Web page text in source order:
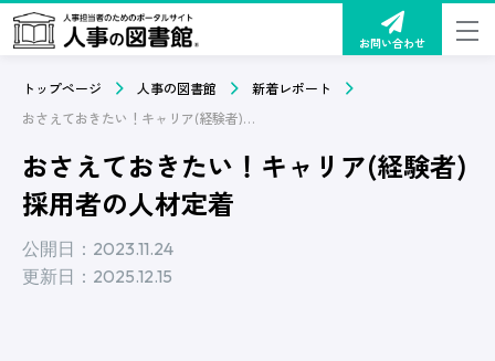
お問い合わせ
トップページ 人事の図書館
新着レポート
おさえておきたい！キャリア(経験者)採用者の人材定着
おさえておきたい！キャリア(経験者)
採用者の人材定着
公開日：2023.11.24
更新日：2025.12.15